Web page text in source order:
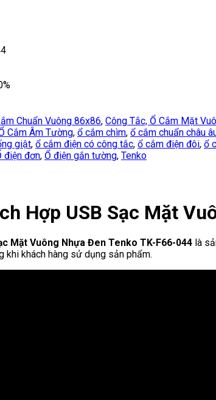
Chuẩn Vuông 86x86, Công Tắc, Ổ Cắm Mặt
Cắm Âm Tường, ổ cắm chìm, ổ cắm chuẩn châu
giật, ổ cắm điện có công tắc, ổ cắm điện đôi, ổ
điện đơn, Ổ điện gắn tường, Tenko
Hợp USB Sạc Mặt
Mặt Vuông Nhựa Đen Tenko TK-F66-044 là
khi khách hàng sử dụng sản phẩm.